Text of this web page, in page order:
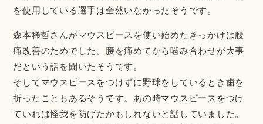
を使用している選手は全然いなかったそうです。
森本稀哲さんがマウスピースを使い始めたきっかけは腰
痛改善のためでした。腰を痛めてから噛み合わせが大事
だという話を聞いたそうです。
そしてマウスピースをつけずに野球をしているとき歯を
折ったこともあるそうです。あの時マウスピースをつけ
ていれば怪我を防げたかもしれないと話していました。